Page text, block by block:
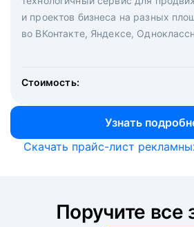
и проектов бизнеса на разных
во ВКонтакте, Яндексе,
Стоимость:
Узнать
маркетологи, рекрутеры и
hh.ru с целым набором digital-
Скачать прайс-лист